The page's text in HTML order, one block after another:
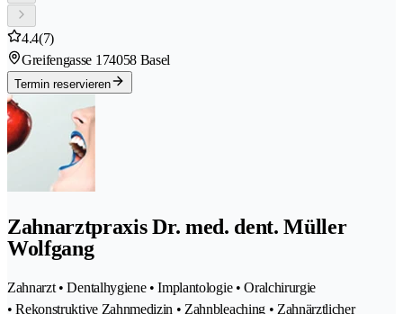
4.4(7)
Greifengasse 174058 Basel
Termin reservieren
Zahnarztpraxis Dr. med. dent. Müller
Wolfgang
Zahnarzt • Dentalhygiene • Implantologie • Oralchirurgie
• Rekonstruktive Zahnmedizin • Zahnbleaching • Zahnärztlicher